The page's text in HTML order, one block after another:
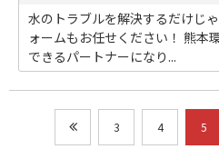
水のトラブルを解決するだけじ
ォームもお任せください！ 熊本
できるパートナーになり...
3 4 5